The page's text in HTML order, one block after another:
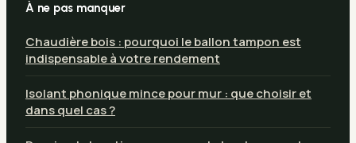
À ne pas manquer
Chaudière bois : pourquoi le ballon tampon est
indispensable à votre rendement
Isolant phonique mince pour mur : que choisir et
dans quel cas ?